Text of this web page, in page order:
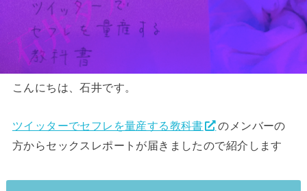
こんにちは、石井です。
ツイッターでセフレを量産する教科書
のメンバーの
方からセックスレポートが届きましたので紹介します